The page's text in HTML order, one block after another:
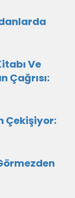
Ve
Çağrısı:
Çekişiyor: